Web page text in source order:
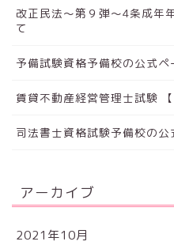
改正民法～第９弾～4条成年
て
予備試験資格予備校の公式
賃貸不動産経営管理士試験
司法書士資格試験予備校の
アーカイブ
2021年10月